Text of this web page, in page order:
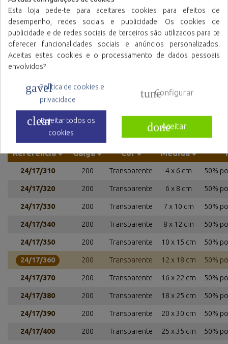
Sacos laminadas com
fecho reutilizável e base
Sacos de polietileno
Referências de família
Referência Galga Cor Medida
24/17/310 200 Transparente 4 x 6 cm 50%
24/17/320 200 Transparente 6 x 8 cm 50%
24/17/330 200 Transparente 7 x 10 cm 50%
24/17/340 200 Transparente 8 x 12 cm 50%
24/17/350 200 Transparente 10 x 15 cm 50%
24/17/360 200 Transparente 12 x 18 cm 50%
24/17/370 200 Transparente 16 x 22 cm 50%
24/17/380 200 Transparente 18 x 25 cm 50%
24/17/390 200 Transparente 20 x 30 cm 50%
24/17/400 200 Transparente 25 x 35 cm 50%
Esta loja pede-te para aceitares cookies para efeitos de
desempenho, redes sociais e publicidade. Os cookies de
publicidade e de redes sociais de terceiros são utilizados para te
oferecer funcionalidades sociais e anúncios personalizados.
Aceitas estes cookies e o processamento de dados pessoais
envolvidos?
gavel
Política de cookies e
privacidade
tuneConfigurar
clear
Rejeitar todos os
cookies
doneAceitar